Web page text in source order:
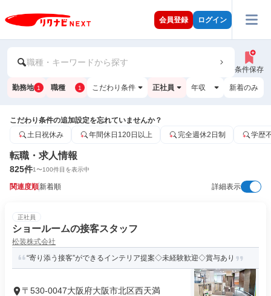
会員登録 ログイン
職種・キーワードから探す
条件保存
勤務地 1 職種 1 こだわり条件 正社員 年収 新着のみ
こだわり条件の追加設定を忘れていませんか？
土日祝休み
年間休日120日以上 完全週休2日制 学歴
転職・求人情報
825件1〜100件目を表示中
関連度順新着順 詳細表示
正社員
ショールームの接客スタッフ
松装株式会社
“寄り添う接客”ができるインテリア提案◇未経験歓迎◇賞与あり
〒530-0047大阪府大阪市北区西天満